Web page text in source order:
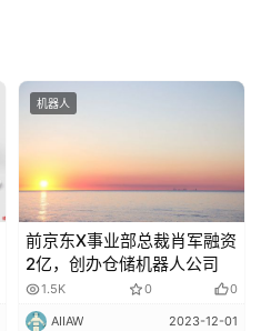
注册
机器人
前京东X事业部总裁肖军融资
2亿，创办仓储机器人公司
1.5K 0 0
AIIAW 2023-12-01